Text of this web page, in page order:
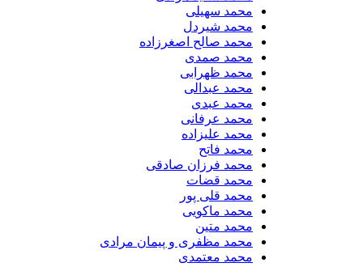
محمد سهیلی
​محمد شیردل
محمد صالح اصغرزاده
محمد صمدی
محمد ظهرابی
محمد عبدالی
محمد عبدی
محمد عرفانی
محمد علیزاده
محمد فاتح
محمد فرزان صادقی
محمد قضات
محمد قلی پور
محمد ماکویی
محمد متین
محمد مظفری و پیمان مرادی
محمد معتمدی